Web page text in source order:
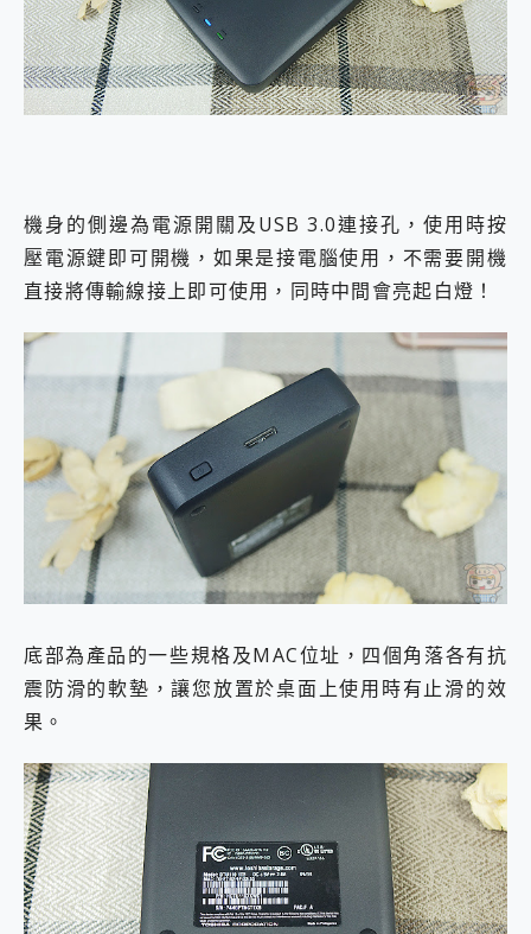
機身的側邊為電源開關及USB 3.0連接孔，使用時按
壓電源鍵即可開機，如果是接電腦使用，不需要開機
直接將傳輸線接上即可使用，同時中間會亮起白燈！
底部為產品的一些規格及MAC位址，四個角落各有抗
震防滑的軟墊，讓您放置於桌面上使用時有止滑的效
果。